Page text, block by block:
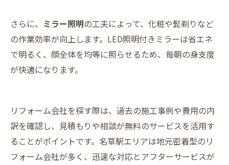
さらに、 ミラー照明の工夫によって、化粧や髭剃りなど
の作業効率が向上します。LED照明付きミラーは省エネ
で明るく、顔全体を均等に照らせるため、毎朝の身支度
が快適になります。
リフォーム会社を探す際は、過去の施工事例や費用の内
訳を確認し、見積もりや相談が無料のサービスを活用す
ることがポイントです。名草駅エリアは地元密着型のリ
フォーム会社が多く、迅速な対応とアフターサービスが